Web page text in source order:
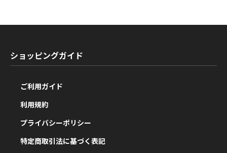
ショッピングガイド
ご利用ガイド
利用規約
プライバシーポリシー
特定商取引法に基づく表記